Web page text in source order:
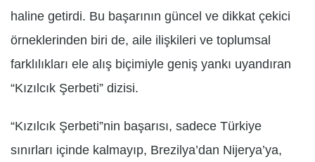
haline getirdi. Bu başarının güncel ve dikkat çekici
örneklerinden biri de, aile ilişkileri ve toplumsal
farklılıkları ele alış biçimiyle geniş yankı uyandıran
“Kızılcık Şerbeti” dizisi.
“Kızılcık Şerbeti”nin başarısı, sadece Türkiye
sınırları içinde kalmayıp, Brezilya’dan Nijerya’ya,